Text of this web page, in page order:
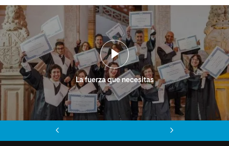
La fuerza que necesitas